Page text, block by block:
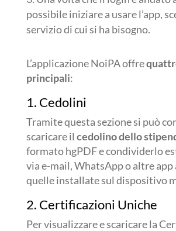
possibile iniziare a usare l’app,
servizio di cui si ha bisogno.
L’applicazione NoiPA offre
principali:
1. Cedolini
Tramite questa sezione si può
scaricare il cedolino dello
formato hgPDF e condividerlo
via e-mail, WhatsApp o altre app
quelle installate sul dispositivo
2. Certificazioni Uniche
Per visualizzare e scaricare la